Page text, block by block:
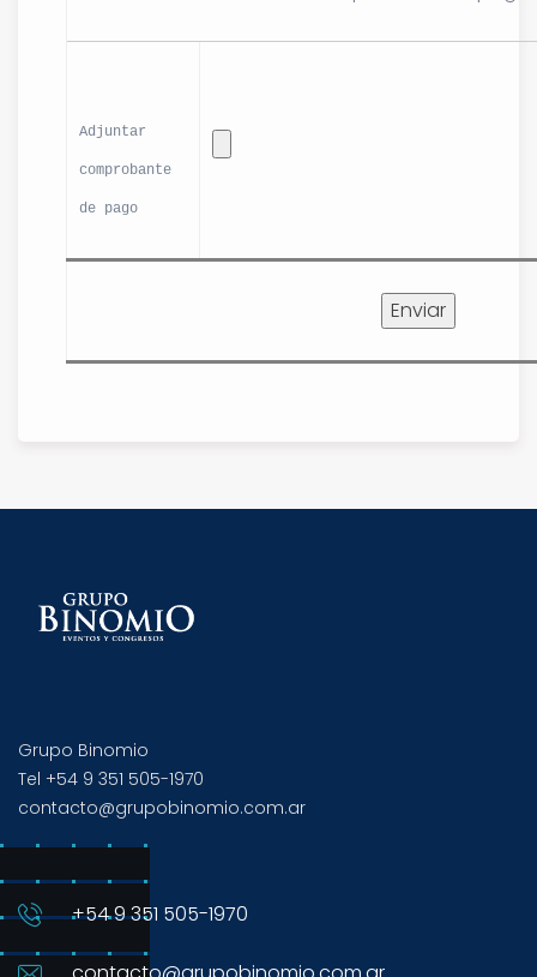
Adjuntar
comprobante
de pago
Grupo Binomio
Tel +54 9 351 505-1970
contacto@grupobinomio.com.ar
+54 9 351 505-1970